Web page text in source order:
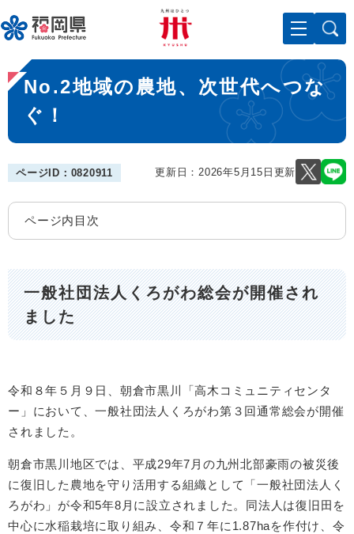
ー
ジ
先
頭
。
メニューを飛ばして本文へ
本
文
No.2地域の農地、次世代へつな
ぐ！
ページID：0820911 更新日：2026年5月15日更新
ページ内目次
一般社団法人くろがわ総会が開催され
ました
令和８年５月９日、朝倉市黒川「高木コミュニティセンタ
ー」において、一般社団法人くろがわ第３回通常総会が開催
されました。
朝倉市黒川地区では、平成29年7月の九州北部豪雨の被災後
に復旧した農地を守り活用する組織として「一般社団法人く
ろがわ」が令和5年8月に設立されました。同法人は復旧田を
中心に水稲栽培に取り組み、令和７年に1.87haを作付け、令